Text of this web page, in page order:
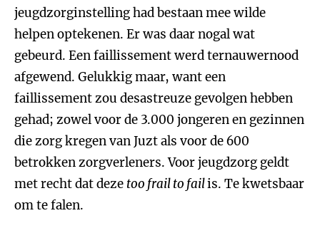
jeugdzorginstelling had bestaan mee wilde
helpen optekenen. Er was daar nogal wat
gebeurd. Een faillissement werd ternauwernood
afgewend. Gelukkig maar, want een
faillissement zou desastreuze gevolgen hebben
gehad; zowel voor de 3.000 jongeren en gezinnen
die zorg kregen van Juzt als voor de 600
betrokken zorgverleners. Voor jeugdzorg geldt
met recht dat deze too frail to failis. Te kwetsbaar
om te falen.